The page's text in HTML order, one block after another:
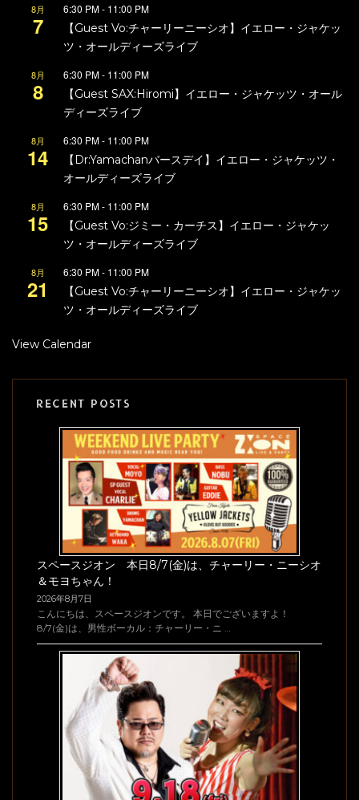
8月
7
6:30 PM- 11:00 PM
【Guest Vo:チャーリーニーシオ】イエロー・ジャケッ
ツ・オールディーズライブ
8月
8
6:30 PM- 11:00 PM
【Guest SAX:Hiromi】イエロー・ジャケッツ・オール
ディーズライブ
8月
14
6:30 PM- 11:00 PM
【Dr:Yamachanバースデイ】イエロー・ジャケッツ・
オールディーズライブ
8月
15
6:30 PM- 11:00 PM
【Guest Vo:ジミー・カーチス】イエロー・ジャケッ
ツ・オールディーズライブ
8月
21
6:30 PM- 11:00 PM
【Guest Vo:チャーリーニーシオ】イエロー・ジャケッ
ツ・オールディーズライブ
View Calendar
RECENT POSTS
スペースジオン 本日8/7(金)は、チャーリー・ニーシオ
＆モヨちゃん！
2026年8月7日
こんにちは、スペースジオンです。 本日でございますよ！
8/7(金)は、男性ボーカル：チャーリー・ニ …